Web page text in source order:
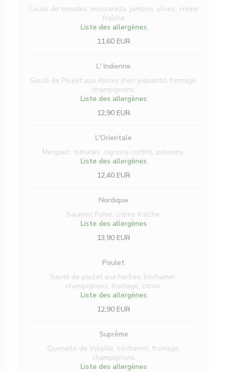
Coulis de tomates, mozzarella, jambon, olives, crème
fraîche
Liste des allergènes
11,60 EUR
L' Indienne
Sauté de Poulet aux épices (non piquants) fromage,
champignons.
Liste des allergènes
12,90 EUR
L'Orientale
Merguez, tomates, oignons confits, poivrons.
Liste des allergènes
12,40 EUR
Nordique
Saumon Fumé, crème fraîche.
Liste des allergènes
13,90 EUR
Poulet
Sauté de poulet aux herbes, béchamel,
champignons, fromage, citron.
Liste des allergènes
12,90 EUR
Suprême
Quenelle de Volaille, béchamel, fromage,
champignons
Liste des allergènes